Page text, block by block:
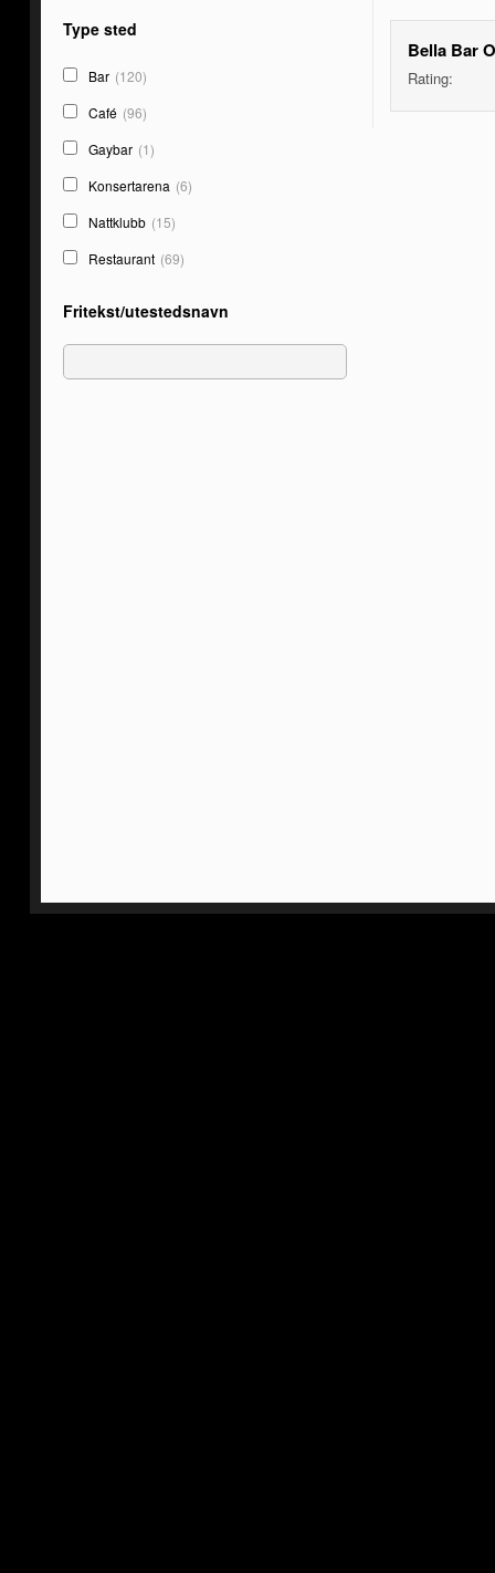
Type sted
Bar (120)
Café (96)
Gaybar (1)
Konsertarena (6)
Nattklubb (15)
Restaurant (69)
Fritekst/utestedsnavn
Bella Bar
Rating: